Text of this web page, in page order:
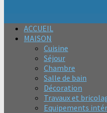
ACCUEIL
MAISON
Cuisine
Séjour
Chambre
Salle de bain
Décoration
Travaux et
Equipements